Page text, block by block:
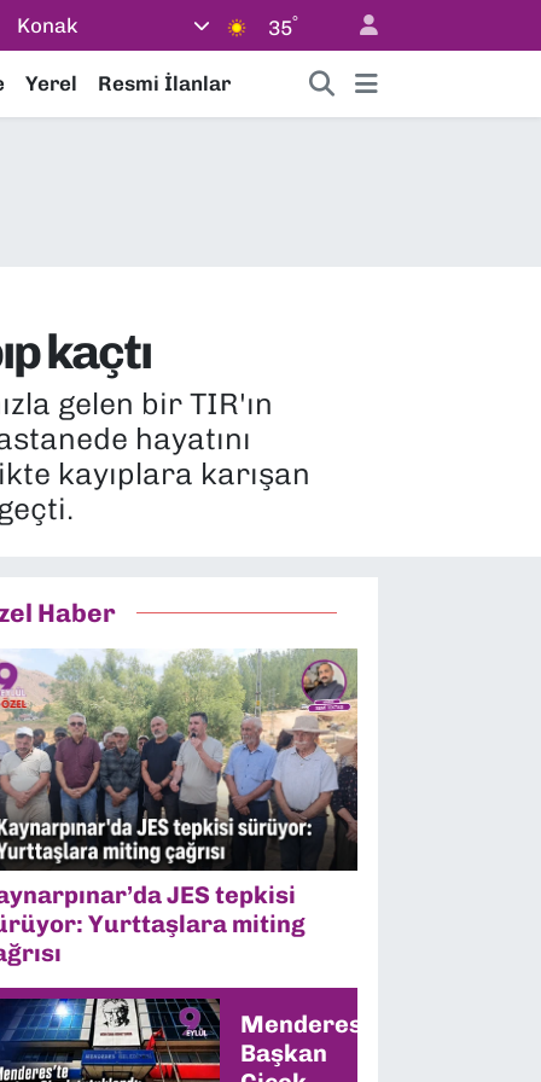
Konak 35°
Yerel Resmi İlanlar
kaçtı
gelen bir TIR'ın
hayatını
kayıplara karışan
Haber
JES tepkisi
Yurttaşlara miting
Menderes’te
Başkan